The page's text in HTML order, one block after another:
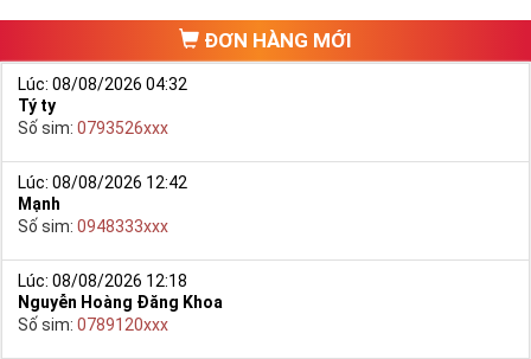
ĐƠN HÀNG MỚI
Lúc: 08/08/2026 04:32
Tý ty
Số sim: 0793526xxx
Lúc: 08/08/2026 12:42
Mạnh
Số sim: 0948333xxx
Lúc: 08/08/2026 12:18
Nguyễn Hoàng Đăng Khoa
Số sim: 0789120xxx